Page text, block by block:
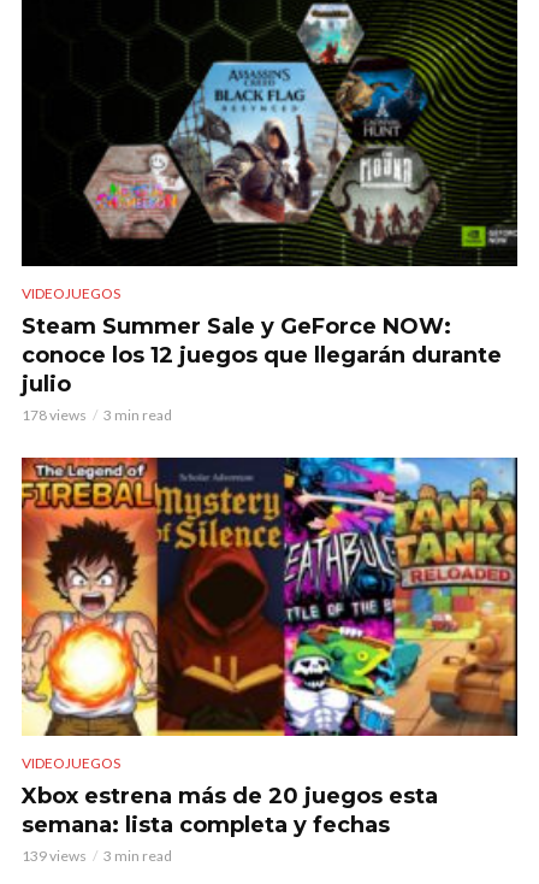
VIDEOJUEGOS
Steam Summer Sale y GeForce NOW:
conoce los 12 juegos que llegarán durante
julio
178 views 3 min read
VIDEOJUEGOS
Xbox estrena más de 20 juegos esta
semana: lista completa y fechas
139 views 3 min read